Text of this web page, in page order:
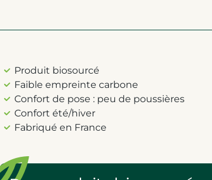
Produit biosourcé
Faible empreinte carbone
Confort de pose : peu de poussières
Confort été/hiver
Fabriqué en France